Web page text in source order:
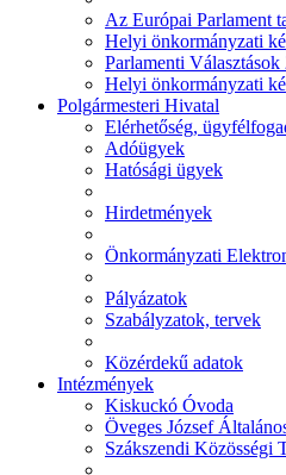
Az Európai Parlament
Helyi önkormányzati
Parlamenti Választások
Helyi önkormányzati
Polgármesteri Hivatal
Elérhetőség,
Adóügyek
Hatósági ügyek
Hirdetmények
Önkormányzati
Pályázatok
Szabályzatok, tervek
Közérdekű adatok
Intézmények
Kiskuckó Óvoda
Öveges József
Szákszendi Közösségi